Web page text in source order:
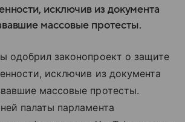
исключив из документа
массовые протесты.
одобрил законопроект о защите
исключив из документа
массовые протесты.
палаты парламента